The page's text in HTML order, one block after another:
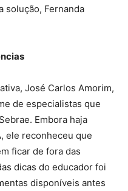
solução, Fernanda
José Carlos Amorim,
de especialistas que
Embora haja
ele reconheceu que
ficar de fora das
dicas do educador foi
disponíveis antes